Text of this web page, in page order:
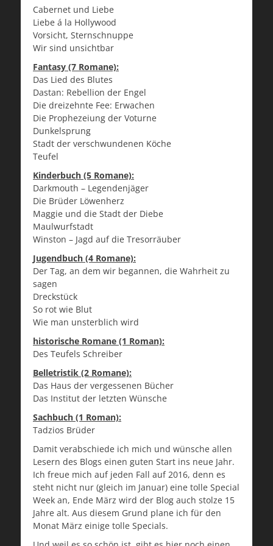
Cabernet und Liebe
Liebe á la Hollywood
Vorsicht, Sternschnuppe
Wir sind unsichtbar
Fantasy (7 Romane):
Das Lied des Blutes
Dastan: Rebellion der Engel
Die dreizehnte Fee: Erwachen
Die Prophezeiung der Voturne
Dunkelsprung
Stadt der verschwundenen Köche
Teufel
Kinderbuch (5 Romane):
Darkmouth – Legendenjäger
Die Brüder Löwenherz
Maggie und die Stadt der Diebe
Maulwurfstadt
Winston – Jagd auf die Tresorräuber
Jugendbuch (4 Romane):
Der Tag, an dem wir begannen, die Wahrheit zu
sagen
Dreckstück
So rot wie Blut
Wie man unsterblich wird
historische Romane (1 Roman):
Des Teufels Schreiber
Belletristik (2 Romane):
Das Haus der vergessenen Bücher
Das Institut der letzten Wünsche
Sachbuch (1 Roman):
Tadzios Brüder
Damit verabschiede ich mich und wünsche allen
Lesern des Blogs einen guten Start ins neue Jahr.
Ich freue mich auf jeden Fall auf 2016, denn es
steht nicht nur (gleich im Januar) eine tolle Special
Week an, Ende März wird der Blog auch stolze 15
Jahre alt. Aus diesem Grund plane ich für den
Monat März einige tolle Specials.